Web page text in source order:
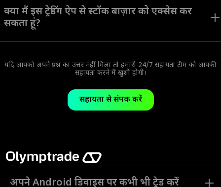
रणनीतियाँ और असेट्स विभिन्न ट्रेडिंग शैलियों और पसंद वाले उपयोगकर्ताओं के लिए
एकदम सही हैं।
क्या मैं इस ट्रेडिंग ऐप से स्टॉक बाज़ार को एक्सेस कर
सकता हूं?
यदि आपको अपने प्रश्न का उत्तर नहीं मिला तो हमारी 24/7 सहायता टीम को आपकी
सहायता करने में खुशी होगी।
सहायता से संपर्क करें
अपने Android डिवाइस पर कभी भी ट्रेड करें